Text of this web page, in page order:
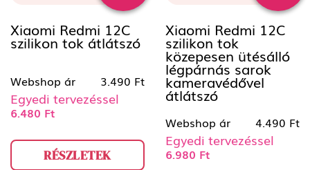
Xiaomi Redmi 12C
szilikon tok átlátszó
Webshop ár 3.490 Ft
Egyedi tervezéssel
6.480 Ft
RÉSZLETEK
Xiaomi Redmi 12C
szilikon tok
közepesen ütésálló
légpárnás sarok
kameravédővel
átlátszó
Webshop ár 4.490 Ft
Egyedi tervezéssel
6.980 Ft